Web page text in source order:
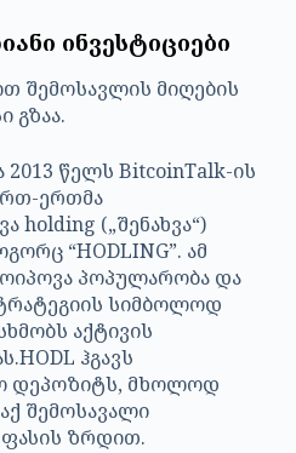
ინვესტიციები
შემოსავლის მიღების
გზაა.
2013 წელს BitcoinTalk-ის
ერთმა
holding („შენახვა“)
“HODLING”. ამ
პოპულარობა და
სიმბოლოდ
აქტივის
ჰგავს
დეპოზიტს, მხოლოდ
შემოსავალი
ფასის ზრდით.